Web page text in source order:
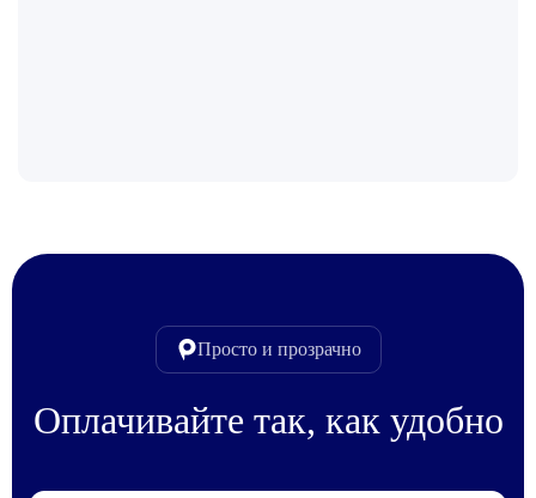
Просто и прозрачно
Оплачивайте так, как удобно